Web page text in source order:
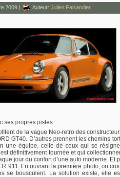
2009 | Auteur: Julien Faisandier
ses propres pistes.
de la vague Neo-retro des
GT40. D’autres prennent les chemins
une équipe, celle de ceux qui se
définitivement tournée et qui
jour du confort d’une auto moderne. Et
911. En ouvrant la première photo, on
se bousculent. La solution existe, elle